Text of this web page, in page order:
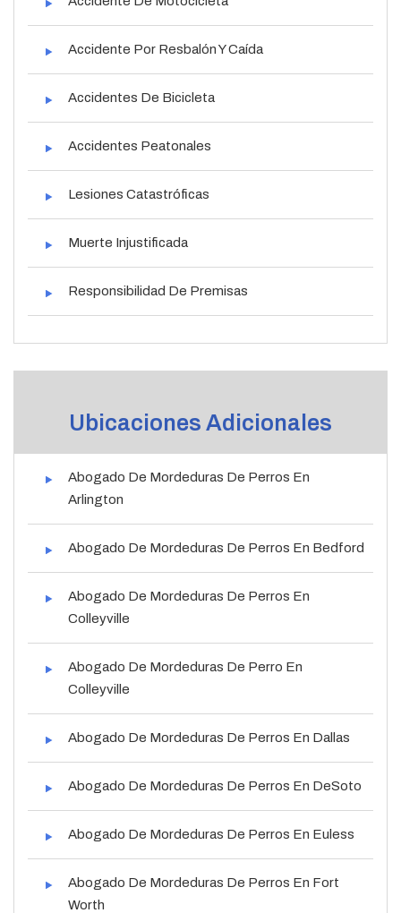
Accidente Por Resbalón Y Caída
Accidentes De Bicicleta
Accidentes Peatonales
Lesiones Catastróficas
Muerte Injustificada
Responsibilidad De Premisas
Ubicaciones Adicionales
Abogado De Mordeduras De Perros En
Arlington
Abogado De Mordeduras De Perros En Bedford
Abogado De Mordeduras De Perros En
Colleyville
Abogado De Mordeduras De Perro En
Colleyville
Abogado De Mordeduras De Perros En Dallas
Abogado De Mordeduras De Perros En DeSoto
Abogado De Mordeduras De Perros En Euless
Abogado De Mordeduras De Perros En Fort
Worth